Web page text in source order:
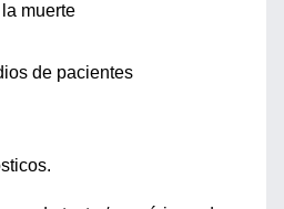
muerte
de pacientes